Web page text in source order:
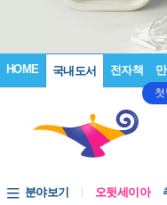
HOME 국내도서 전자책
분야보기 오뒷세이아